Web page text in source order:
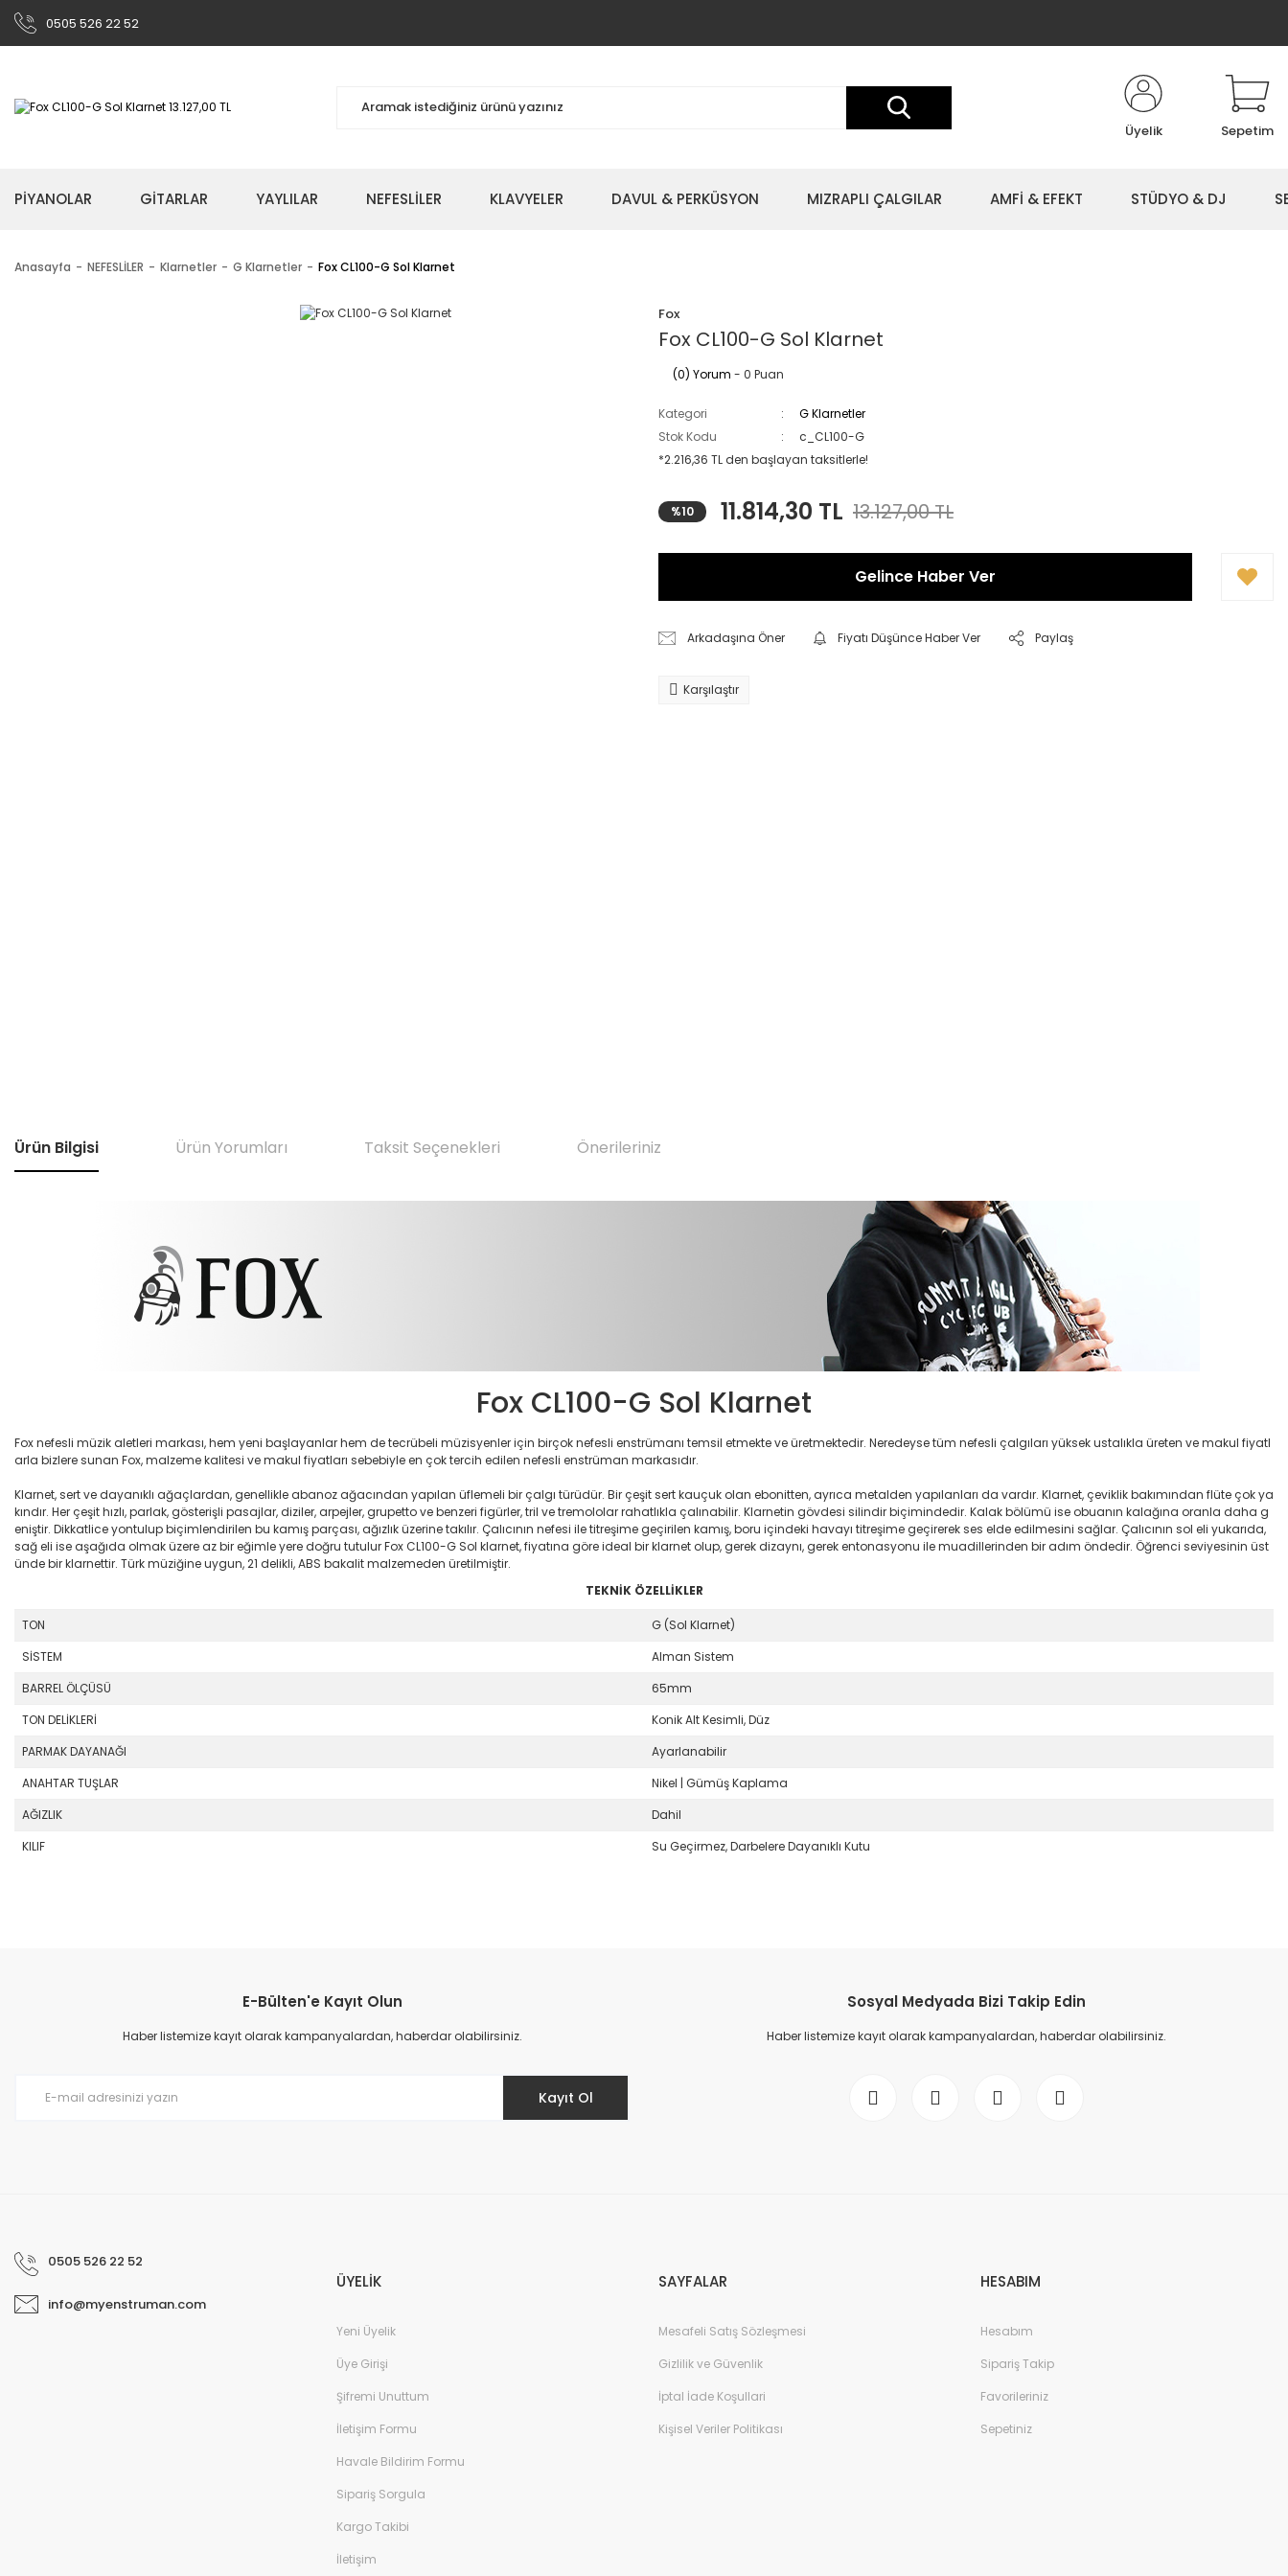
0505 526 22 52
Üyelik Sepetim
PİYANOLAR GİTARLAR YAYLILAR NEFESLİLER KLAVYELER DAVUL & PERKÜSYON MIZRAPLI ÇALGILAR AMFİ & EFEKT STÜDYO & DJ
Anasayfa NEFESLİLER Klarnetler G Klarnetler Fox CL100-G Sol Klarnet
Fox
Fox CL100-G Sol Klarnet
(0) Yorum - 0 Puan
Kategori
G Klarnetler
Stok Kodu
c_CL100-G
*2.216,36 TL den başlayan taksitlerle!
%10 11.814,30 TL 13.127,00 TL
Gelince Haber Ver
Arkadaşına Öner Fiyatı Düşünce Haber Ver Paylaş
Karşılaştır
Ürün Bilgisi Ürün Yorumları Taksit Seçenekleri Önerileriniz
Fox CL100-G Sol Klarnet
Fox nefesli müzik aletleri markası, hem yeni başlayanlar hem de tecrübeli müzisyenler için birçok nefesli enstrümanı temsil etmekte ve üretmektedir. Neredeyse tüm nefesli çalgıları yüksek ustalıkla üreten ve makul fiyatl
arla bizlere sunan Fox, malzeme kalitesi ve makul fiyatları sebebiyle en çok tercih edilen nefesli enstrüman markasıdır.
Klarnet, sert ve dayanıklı ağaçlardan, genellikle abanoz ağacından yapılan üflemeli bir çalgı türüdür. Bir çeşit sert kauçuk olan ebonitten, ayrıca metalden yapılanları da vardır. Klarnet, çeviklik bakımından flüte çok ya
kındır. Her çeşit hızlı, parlak, gösterişli pasajlar, diziler, arpejler, grupetto ve benzeri figürler, tril ve tremololar rahatlıkla çalınabilir. Klarnetin gövdesi silindir biçimindedir. Kalak bölümü ise obuanın kalağına oranla daha g
eniştir. Dikkatlice yontulup biçimlendirilen bu kamış parçası, ağızlık üzerine takılır. Çalıcının nefesi ile titreşime geçirilen kamış, boru içindeki havayı titreşime geçirerek ses elde edilmesini sağlar. Çalıcının sol eli yukarıda,
sağ eli ise aşağıda olmak üzere az bir eğimle yere doğru tutulur Fox CL100-G Sol klarnet, fiyatına göre ideal bir klarnet olup, gerek dizaynı, gerek entonasyonu ile muadillerinden bir adım öndedir. Öğrenci seviyesinin üst
ünde bir klarnettir. Türk müziğine uygun, 21 delikli, ABS bakalit malzemeden üretilmiştir.
TEKNİK ÖZELLİKLER
TON
G (Sol Klarnet)
SİSTEM
Alman Sistem
BARREL ÖLÇÜSÜ
65mm
TON DELİKLERİ
Konik Alt Kesimli, Düz
PARMAK DAYANAĞI
Ayarlanabilir
ANAHTAR TUŞLAR
Nikel | Gümüş Kaplama
AĞIZLIK
Dahil
KILIF
Su Geçirmez, Darbelere Dayanıklı Kutu
Ürün resmi kalitesiz, bozuk veya görüntülenemiyor.
Ürün açıklamasında eksik bilgiler bulunuyor.
E-Bülten'e Kayıt Olun
Haber listemize kayıt olarak kampanyalardan, haberdar olabilirsiniz.
Kayıt Ol
Sosyal Medyada Bizi Takip Edin
Haber listemize kayıt olarak kampanyalardan, haberdar olabilirsiniz.
0505 526 22 52
info@myenstruman.com
ÜYELİK
Yeni Üyelik
Üye Girişi
Şifremi Unuttum
İletişim Formu
Havale Bildirim Formu
Sipariş Sorgula
Kargo Takibi
İletişim
SAYFALAR
Mesafeli Satış Sözleşmesi
Gizlilik ve Güvenlik
İptal İade Koşullari
Kişisel Veriler Politikası
HESABIM
Hesabım
Sipariş Takip
Favorileriniz
Sepetiniz